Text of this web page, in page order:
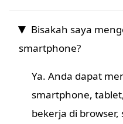
Bisakah saya
smartphone?
Ya. Anda dapat
smartphone,
bekerja di